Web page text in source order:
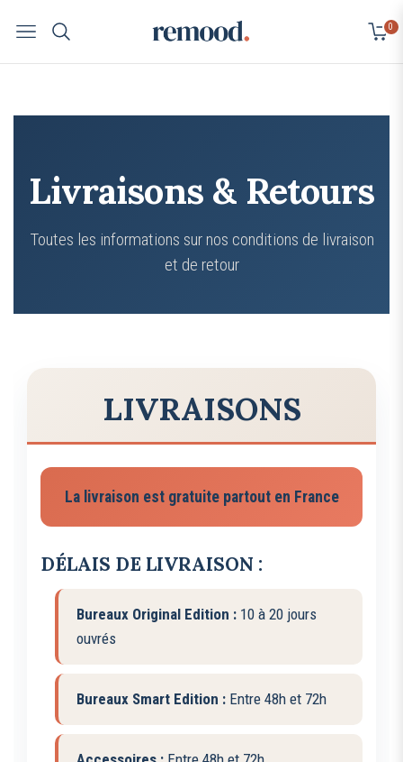
Navigation Cart
0
Livraisons & Retours
Toutes les informations sur nos conditions de livraison
et de retour
LIVRAISONS
La livraison est gratuite partout en France
DÉLAIS DE LIVRAISON :
Bureaux Original Edition : 10 à 20 jours
ouvrés
Bureaux Smart Edition : Entre 48h et 72h